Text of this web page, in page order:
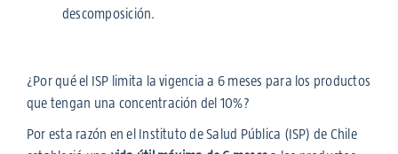
descomposición.
¿Por qué el ISP limita la vigencia a 6 meses para los productos
que tengan una concentración del 10%?
Por esta razón en el Instituto de Salud Pública (ISP) de Chile